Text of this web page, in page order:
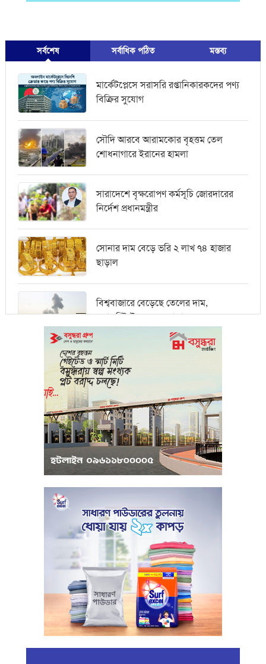
সর্বশেষ সর্বাধিক পঠিত মস্তব্য
মার্কেটপ্লেসে সরাসরি রপ্তানিকারকদের পণ্য
বিক্রির সুযোগ
সৌদি আরবে আরামকোর বৃহত্তম তেল
শোধনাগারে ইরানের হামলা
সারাদেশে বৃক্ষরোপণ কর্মসূচি জোরদারের
নির্দেশ প্রধানমন্ত্রীর
সোনার দাম বেড়ে ভরি ২ লাখ ৭৪ হাজার
ছাড়াল
বিশ্ববাজারে বেড়েছে তেলের দাম,
ওয়ালস্ট্রিটে পতনের আভাস
মধ্যপ্রাচ্যে সংকটের কারণে কার্গো পরিবহনে
বিঘ্ন ঘটছে
পরিবেশবান্ধব উদ্যোক্তারা ইউসিবি থেকে
পাবেন ২৫ লাখ টাকা ঋণ
পুঁজিবাজারে অনিয়মের তথ্য প্রদানকারীর
সুরক্ষায় বিধিমালা প্রণয়ন
খামেনি হত্যার প্রতিশোধ নেওয়ার ঘোষণা
ইরানের রেভোল্যুশনারি গার্ডের
কার্বন কারখানার ধোঁয়ায় ক্ষতির মুখে কৃষি ও
পরিবেশ
ইরানের সর্বোচ্চ ধর্মীয় নেতা খামেনি নিহত